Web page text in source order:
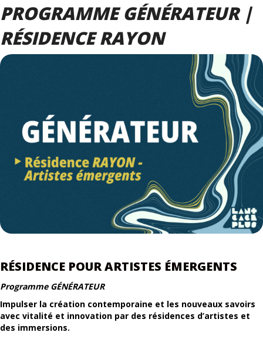
PROGRAMME GÉNÉRATEUR |
RÉSIDENCE RAYON
RÉSIDENCE POUR ARTISTES ÉMERGENTS
Programme GÉNÉRATEUR
Impulser la création contemporaine et les nouveaux savoirs
avec vitalité et innovation par des résidences d’artistes et
des immersions.